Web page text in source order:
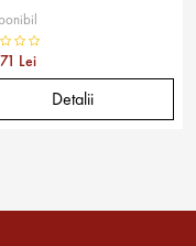
Lei
Detalii